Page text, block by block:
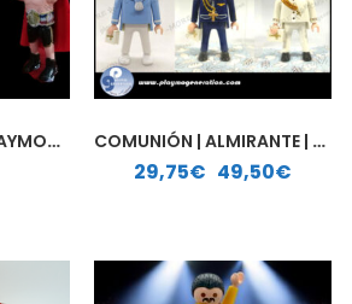
ROCKY BALBOA | PLAYMOBIL PERSONALIZADO COMUNIÓN | ALMIRANTE | MARINERO | PLAYMOBIL PERSONALIZADO
29,75€ 49,50€
Rango de precios: desde 29,75€ hasta 49,50€